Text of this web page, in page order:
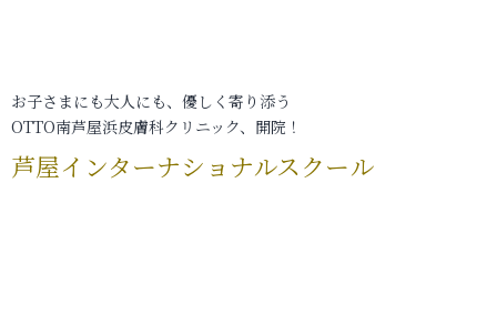
お子さまにも大人にも、優しく寄り添う
OTTO南芦屋浜皮膚科クリニック、開院！
芦屋インターナショナルスクール